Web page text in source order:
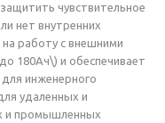
чувствительное
нет внутренних
на работу с внешними
180Ач\) и обеспечивает
инженерного
удаленных и
и промышленных